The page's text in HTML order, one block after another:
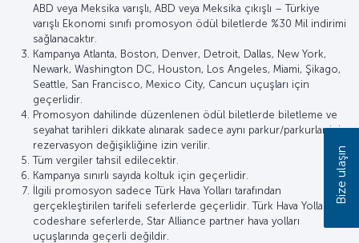
ABD veya Meksika varışlı, ABD veya Meksika çıkışlı – Türkiye
varışlı Ekonomi sınıfı promosyon ödül biletlerde %30 Mil indirimi
sağlanacaktır.
Kampanya Atlanta, Boston, Denver, Detroit, Dallas, New York,
Newark, Washington DC, Houston, Los Angeles, Miami, Şikago,
Seattle, San Francisco, Mexico City, Cancun uçuşları için
geçerlidir.
Promosyon dahilinde düzenlenen ödül biletlerde biletleme ve
seyahat tarihleri dikkate alınarak sadece aynı parkur/parkurlar için
rezervasyon değişikliğine izin verilir.
Tüm vergiler tahsil edilecektir.
Kampanya sınırlı sayıda koltuk için geçerlidir.
İlgili promosyon sadece Türk Hava Yolları tarafından
gerçekleştirilen tarifeli seferlerde geçerlidir. Türk Hava Yolları
codeshare seferlerde, Star Alliance partner hava yolları
uçuşlarında geçerli değildir.
Bize ulaşın